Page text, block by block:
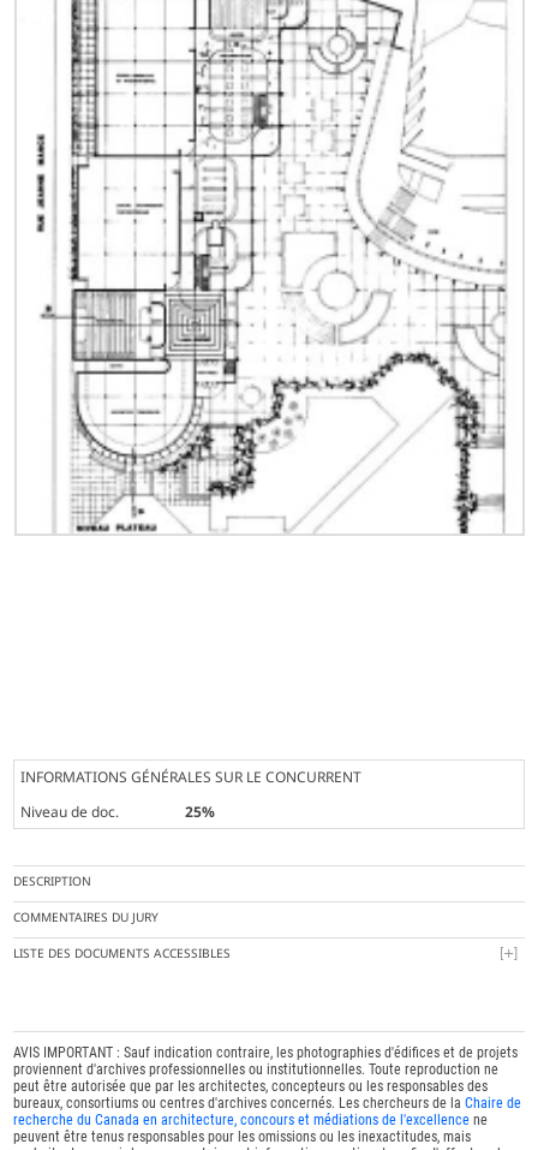
INFORMATIONS GÉNÉRALES SUR LE CONCURRENT
Niveau de doc.
25%
DESCRIPTION
COMMENTAIRES DU JURY
LISTE DES DOCUMENTS ACCESSIBLES
AVIS IMPORTANT : Sauf indication contraire, les photographies d'édifices et de projets
proviennent d'archives professionnelles ou institutionnelles. Toute reproduction ne
peut être autorisée que par les architectes, concepteurs ou les responsables des
bureaux, consortiums ou centres d'archives concernés. Les chercheurs de laChaire de
recherche du Canada en architecture, concours et médiations de l'excellence ne
peuvent être tenus responsables pour les omissions ou les inexactitudes, mais